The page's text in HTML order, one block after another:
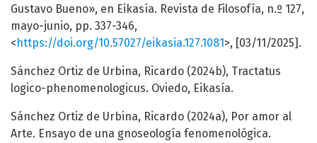
Gustavo Bueno», en Eikasía. Revista de Filosofía, n.º 127,
mayo-junio, pp. 337-346,
<https://doi.org/10.57027/eikasia.127.1081>, [03/11/2025].
Sánchez Ortiz de Urbina, Ricardo (2024b), Tractatus
logico-phenomenologicus. Oviedo, Eikasía.
Sánchez Ortiz de Urbina, Ricardo (2024a), Por amor al
Arte. Ensayo de una gnoseología fenomenológica.